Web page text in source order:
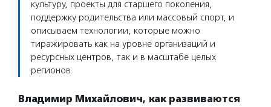
культуру, проекты для старшего поколения,
поддержку родительства или массовый спорт, и
описываем технологии, которые можно
тиражировать как на уровне организаций и
ресурсных центров, так и в масштабе целых
регионов.
Владимир Михайлович, как развиваются